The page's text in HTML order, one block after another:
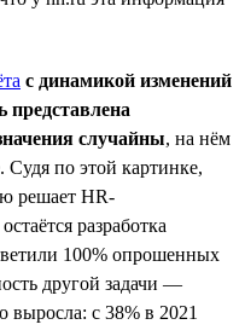
с динамикой изменений
представлена
случайны, на нём
Судя по этой картинке,
решает HR-
разработка
100% опрошенных
другой задачи —
выросла: с 38% в 2021